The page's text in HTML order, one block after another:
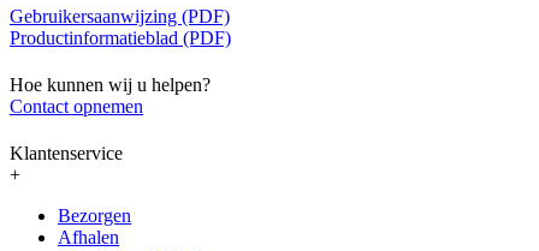
Gebruikersaanwijzing (PDF)
Productinformatieblad (PDF)
Hoe kunnen wij u helpen?
Contact opnemen
Klantenservice
+
Bezorgen
Afhalen